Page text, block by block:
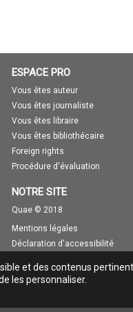
et des contenus
les personnaliser.
ESPACE PRO
Vous êtes auteur
Vous êtes journaliste
Vous êtes libraire
Vous êtes bibliothécaire
Foreign rights
Procédure d'évaluation
NOTRE SITE
Quae © 2018
Mentions légales
Déclaration d'accessibilité